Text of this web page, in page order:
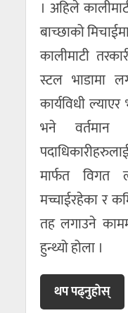
। अहिले
बाच्छाको
कालीमाटी
स्टल भाडामा
कार्यविधी
भने वर्तमान
मार्फत विगत
मच्चाईरहेका र
तह लगाउने
हुन्थ्यो होला ।
थप पढ्नुहाेस्